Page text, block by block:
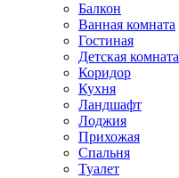
Балкон
Ванная комната
Гостиная
Детская комната
Коридор
Кухня
Ландшафт
Лоджия
Прихожая
Спальня
Туалет